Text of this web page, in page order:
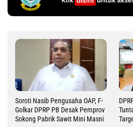
Soroti Nasib Pengusaha OAP, F-
Golkar DPRP PB Desak Pemprov
Sokong Pabrik Sawit Mini Masni